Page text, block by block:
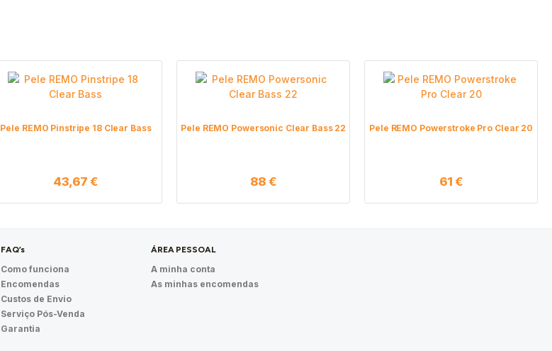
Pele REMO Pinstripe 18 Clear Bass
43,67€
Pele REMO Powersonic Clear Bass 22
88€
Pele REMO Powerstroke Pro Clear 20
61€
FAQ’s
Como funciona
Encomendas
Custos de Envio
Serviço Pós-Venda
Garantia
ÁREA PESSOAL
A minha conta
As minhas encomendas